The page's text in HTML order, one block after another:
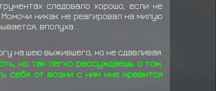
Рис карри (*5)
следовало хорошо, если не
никак не реагировал на милую
вполуха.
на шею выжившего, но не сдавливая.
но так легко рассуждаешь о том,
себя от возни с ним мне нравится